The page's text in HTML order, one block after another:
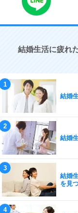
結婚生活に疲れ
結婚
結婚
結婚
を見